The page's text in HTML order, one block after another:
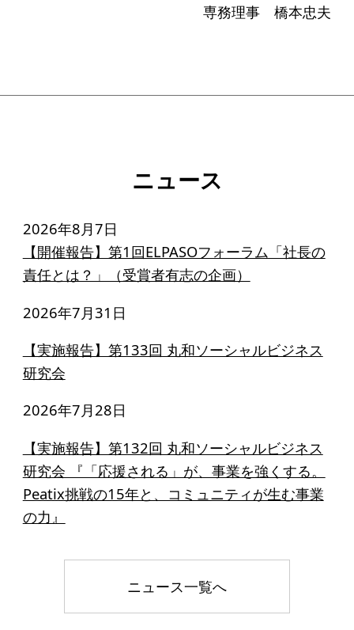
入会案内
会員限定ページ
寄付のお願い
お手続き
寄付支援者
ニュース・コラム
ニュース
コラム
専務理事 橋本忠夫
ニュース
2026年8月7日
【開催報告】第1回ELPASOフォーラム「社長の
責任とは？」（受賞者有志の企画）
2026年7月31日
【実施報告】第133回 丸和ソーシャルビジネス
研究会
2026年7月28日
【実施報告】第132回 丸和ソーシャルビジネス
研究会 『「応援される」が、事業を強くする。
Peatix挑戦の15年と、コミュニティが生む事業
の力』
ニュース一覧へ